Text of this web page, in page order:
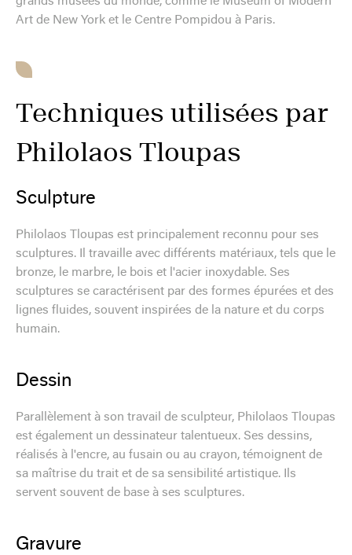
Art de New York et le Centre Pompidou à Paris.
Techniques utilisées par
Philolaos Tloupas
Sculpture
Philolaos Tloupas est principalement reconnu pour ses
sculptures. Il travaille avec différents matériaux, tels que le
bronze, le marbre, le bois et l'acier inoxydable. Ses
sculptures se caractérisent par des formes épurées et des
lignes fluides, souvent inspirées de la nature et du corps
humain.
Dessin
Parallèlement à son travail de sculpteur, Philolaos Tloupas
est également un dessinateur talentueux. Ses dessins,
réalisés à l'encre, au fusain ou au crayon, témoignent de
sa maîtrise du trait et de sa sensibilité artistique. Ils
servent souvent de base à ses sculptures.
Gravure